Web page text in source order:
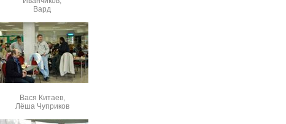
Вард
Вася Китаев,
Лёша Чуприков